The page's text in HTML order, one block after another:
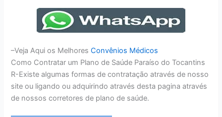
–Veja Aqui os MelhoresConvênios Médicos
Como Contratar um Plano de Saúde Paraíso do Tocantins
R-Existe algumas formas de contratação através de nosso
site ou ligando ou adquirindo através desta pagina através
de nossos corretores de plano de saúde.